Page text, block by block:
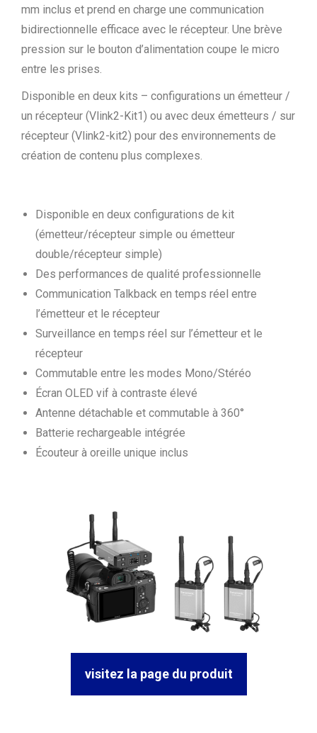
mm inclus et prend en charge une communication
bidirectionnelle efficace avec le récepteur. Une brève
pression sur le bouton d’alimentation coupe le micro
entre les prises.
Disponible en deux kits – configurations un émetteur /
un récepteur (Vlink2-Kit1) ou avec deux émetteurs / sur
récepteur (Vlink2-kit2) pour des environnements de
création de contenu plus complexes.
Disponible en deux configurations de kit
(émetteur/récepteur simple ou émetteur
double/récepteur simple)
Des performances de qualité professionnelle
Communication Talkback en temps réel entre
l’émetteur et le récepteur
Surveillance en temps réel sur l’émetteur et le
récepteur
Commutable entre les modes Mono/Stéréo
Écran OLED vif à contraste élevé
Antenne détachable et commutable à 360°
Batterie rechargeable intégrée
Écouteur à oreille unique inclus
visitez la page du produit